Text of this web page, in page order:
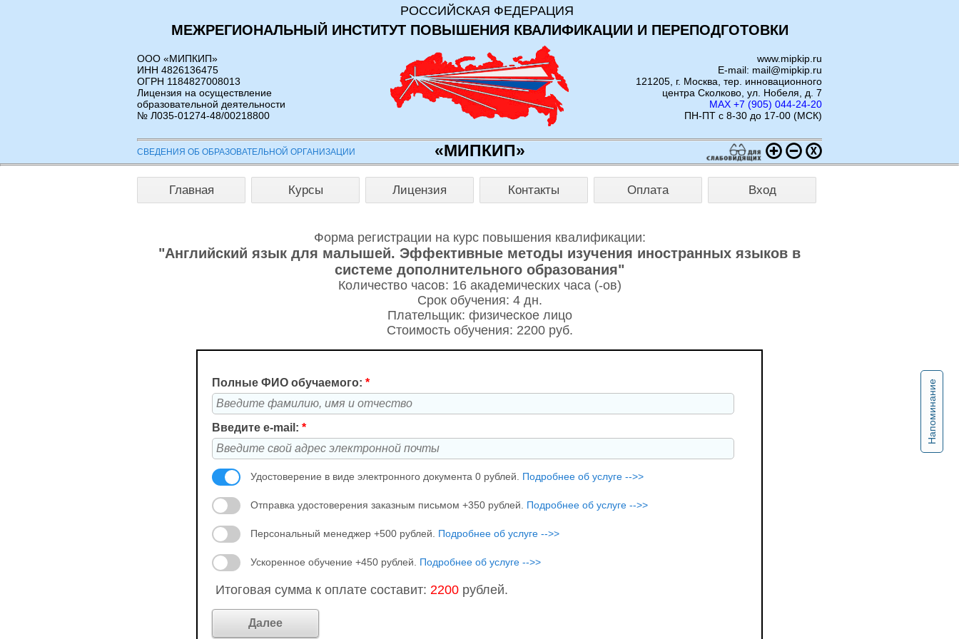
РОССИЙСКАЯ ФЕДЕРАЦИЯ
МЕЖРЕГИОНАЛЬНЫЙ ИНСТИТУТ ПОВЫШЕНИЯ КВАЛИФИКАЦИИ И ПЕРЕПОДГОТОВКИ
ООО «МИПКИП»
ИНН 4826136475
ОГРН 1184827008013
Лицензия на осуществление
образовательной деятельности
№ Л035-01274-48/00218800
www.mipkip.ru
E-mail: mail@mipkip.ru
121205, г. Москва, тер. инновационного
центра Сколково, ул. Нобеля, д. 7
MAX +7 (905) 044-24-20
ПН-ПТ с 8-30 до 17-00 (МСК)
СВЕДЕНИЯ ОБ ОБРАЗОВАТЕЛЬНОЙ ОРГАНИЗАЦИИ «МИПКИП»
Главная Курсы Лицензия Контакты Оплата Вход
Напоминание
Форма регистрации на курс повышения квалификации:
"Английский язык для малышей. Эффективные методы изучения иностранных языков в
системе дополнительного образования"
Количество часов: 16 академических часа (-ов)
Срок обучения: 4 дн.
Плательщик: физическое лицо
Стоимость обучения: 2200 руб.
Полные ФИО обучаемого: *
Введите e-mail: *
Удостоверение в виде электронного документа 0 рублей. Подробнее об услуге -->>
Отправка удостоверения заказным письмом +350 рублей. Подробнее об услуге -->>
Персональный менеджер +500 рублей. Подробнее об услуге -->>
Ускоренное обучение +450 рублей. Подробнее об услуге -->>
Итоговая сумма к оплате составит: 2200 рублей.